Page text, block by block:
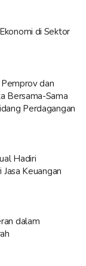
di Sektor
dan
Bersama-Sama
Perdagangan
Hadiri
Keuangan
dalam